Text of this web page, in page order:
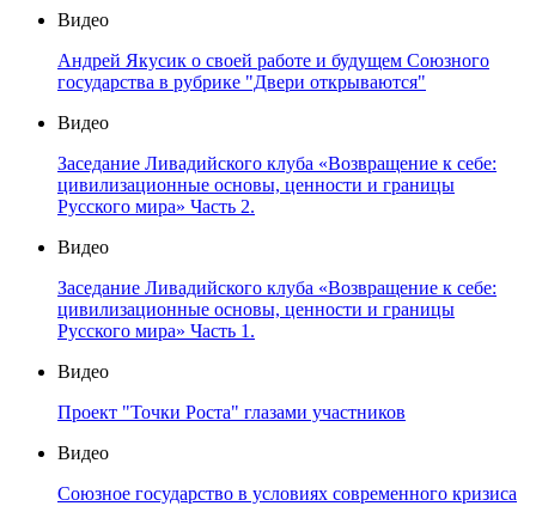
Видео
Андрей Якусик о своей работе и будущем Союзного
государства в рубрике "Двери открываются"
Видео
Заседание Ливадийского клуба «Возвращение к себе:
цивилизационные основы, ценности и границы
Русского мира» Часть 2.
Видео
Заседание Ливадийского клуба «Возвращение к себе:
цивилизационные основы, ценности и границы
Русского мира» Часть 1.
Видео
Проект "Точки Роста" глазами участников
Видео
Союзное государство в условиях современного кризиса